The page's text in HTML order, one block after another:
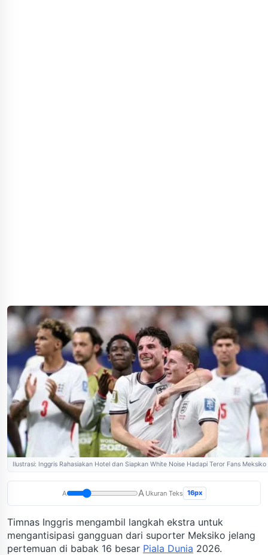
Ilustrasi: Inggris Rahasiakan Hotel dan Siapkan White Noise Hadapi Teror Fans Meksiko
A A Ukuran Teks 16px
Timnas Inggris mengambil langkah ekstra untuk
mengantisipasi gangguan dari suporter Meksiko jelang
pertemuan di babak 16 besar Piala Dunia 2026.